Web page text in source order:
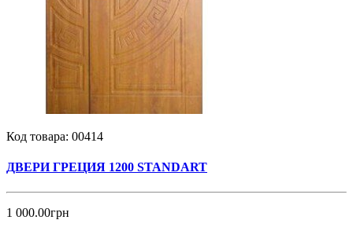
Код товара: 00414
ДВЕРИ ГРЕЦИЯ 1200 STANDART
1 000.00грн